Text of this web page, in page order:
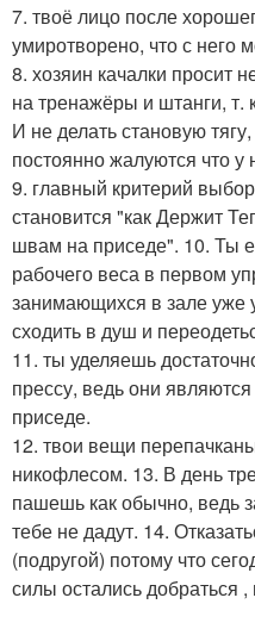
7. твоё лицо после
умиротворено, что с него
8. хозяин качалки просит
на тренажёры и штанги, т.
И не делать становую
постоянно жалуются что у
9. главный критерий
становится "как Держит
швам на приседе". 10. Ты
рабочего веса в первом
занимающихся в зале уже
сходить в душ и
11. ты уделяешь
прессу, ведь они
приседе.
12. твои вещи
никофлесом. 13. В день
пашешь как обычно, ведь
тебе не дадут. 14.
(подругой) потому что
силы остались добраться